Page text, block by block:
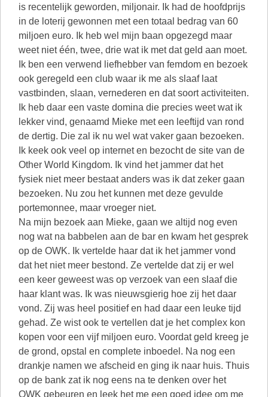
is recentelijk geworden, miljonair. Ik had de hoofdprijs
in de loterij gewonnen met een totaal bedrag van 60
miljoen euro. Ik heb wel mijn baan opgezegd maar
weet niet één, twee, drie wat ik met dat geld aan moet.
Ik ben een verwend liefhebber van femdom en bezoek
ook geregeld een club waar ik me als slaaf laat
vastbinden, slaan, vernederen en dat soort activiteiten.
Ik heb daar een vaste domina die precies weet wat ik
lekker vind, genaamd Mieke met een leeftijd van rond
de dertig. Die zal ik nu wel wat vaker gaan bezoeken.
Ik keek ook veel op internet en bezocht de site van de
Other World Kingdom. Ik vind het jammer dat het
fysiek niet meer bestaat anders was ik dat zeker gaan
bezoeken. Nu zou het kunnen met deze gevulde
portemonnee, maar vroeger niet.
Na mijn bezoek aan Mieke, gaan we altijd nog even
nog wat na babbelen aan de bar en kwam het gesprek
op de OWK. Ik vertelde haar dat ik het jammer vond
dat het niet meer bestond. Ze vertelde dat zij er wel
een keer geweest was op verzoek van een slaaf die
haar klant was. Ik was nieuwsgierig hoe zij het daar
vond. Zij was heel positief en had daar een leuke tijd
gehad. Ze wist ook te vertellen dat je het complex kon
kopen voor een vijf miljoen euro. Voordat geld kreeg je
de grond, opstal en complete inboedel. Na nog een
drankje namen we afscheid en ging ik naar huis. Thuis
op de bank zat ik nog eens na te denken over het
OWK gebeuren en leek het me een goed idee om me